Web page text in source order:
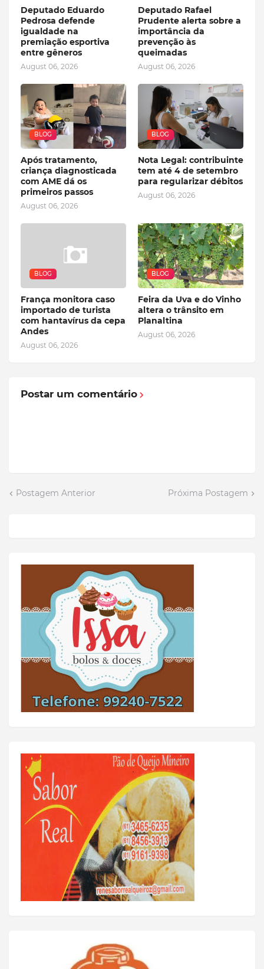
Deputado Eduardo
Pedrosa defende
igualdade na
premiação esportiva
entre gêneros
August 06, 2026
Deputado Rafael
Prudente alerta sobre a
importância da
prevenção às
queimadas
August 06, 2026
BLOG
Após tratamento,
criança diagnosticada
com AME dá os
primeiros passos
August 06, 2026
BLOG
Nota Legal: contribuinte
tem até 4 de setembro
para regularizar débitos
August 06, 2026
BLOG
França monitora caso
importado de turista
com hantavírus da cepa
Andes
August 06, 2026
BLOG
Feira da Uva e do Vinho
altera o trânsito em
Planaltina
August 06, 2026
Postar um comentário
Postagem Anterior Próxima Postagem